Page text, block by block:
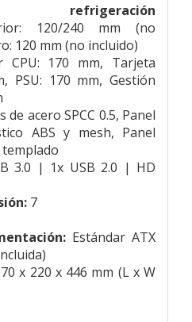
refrigeración
120/240 mm (no
120 mm (no incluido)
CPU: 170 mm, Tarjeta
PSU: 170 mm, Gestión
de acero SPCC 0.5, Panel
ABS y mesh, Panel
3.0 | 1x USB 2.0 | HD
7
Estándar ATX
x 220 x 446 mm (L x W